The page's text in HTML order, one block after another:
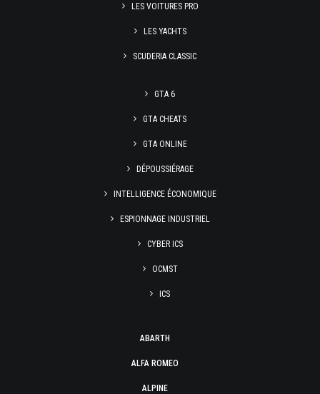
LES VOITURES PRO
LES YACHTS
SCUDERIA CLASSIC
GTA 6
GTA CHEATS
GTA ONLINE
DÉPOUSSIÉRAGE
INTELLIGENCE ÉCONOMIQUE
ESPIONNAGE INDUSTRIEL
CYBER ICS
OCMST
ICS
ABARTH
ALFA ROMEO
ALPINE